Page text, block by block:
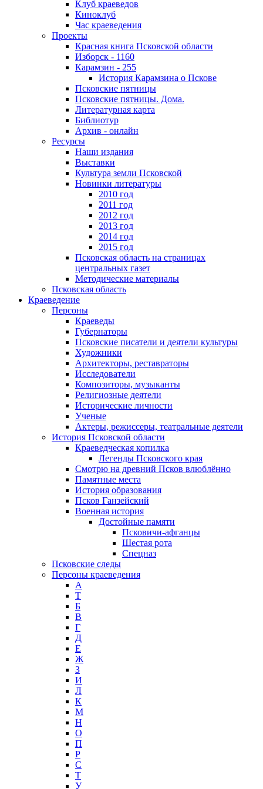
Клуб краеведов
Киноклуб
Час краеведения
Проекты
Красная книга Псковской области
Изборск - 1160
Карамзин - 255
История Карамзина о Пскове
Псковские пятницы
Псковские пятницы. Дома.
Литературная карта
Библиотур
Архив - онлайн
Ресурсы
Наши издания
Выставки
Культура земли Псковской
Новинки литературы
2010 год
2011 год
2012 год
2013 год
2014 год
2015 год
Псковская область на страницах
центральных газет
Методические материалы
Псковская область
Краеведение
Персоны
Краеведы
Губернаторы
Псковские писатели и деятели культуры
Художники
Архитекторы, реставраторы
Исследователи
Композиторы, музыканты
Религиозные деятели
Исторические личности
Ученые
Актеры, режиссеры, театральные деятели
История Псковской области
Краеведческая копилка
Легенды Псковского края
Смотрю на древний Псков влюблённо
Памятные места
История образования
Псков Ганзейский
Военная история
Достойные памяти
Псковичи-афганцы
Шестая рота
Спецназ
Псковские следы
Персоны краеведения
А
T
Б
В
Г
Д
Е
Ж
З
И
Л
К
М
Н
О
П
Р
С
Т
У